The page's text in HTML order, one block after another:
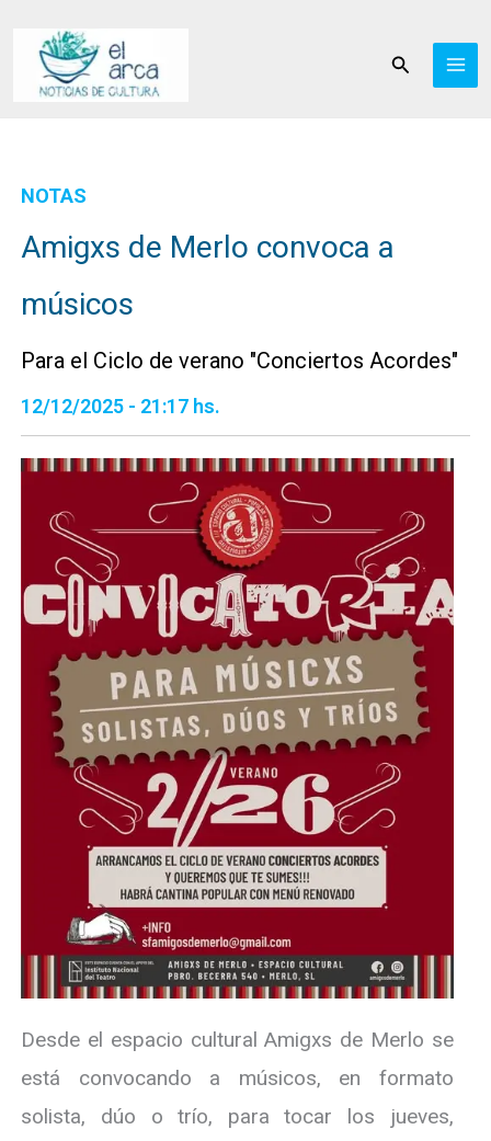
contenido
Buscar
NOTAS
Amigxs de Merlo convoca a
músicos
Para el Ciclo de verano "Conciertos Acordes"
12/12/2025 - 21:17 hs.
Desde el espacio cultural Amigxs de Merlo se
está convocando a músicos, en formato
solista, dúo o trío, para tocar los jueves,